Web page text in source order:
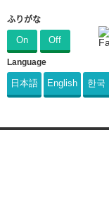
ふりがな
On Off
Language
日本語 English 한국